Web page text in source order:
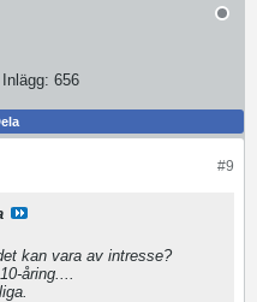
Inlägg: 656
#9
kan vara av intresse?
åring....